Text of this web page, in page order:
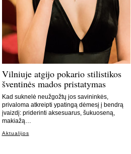
Vilniuje atgijo pokario stilistikos
šventinės mados pristatymas
Kad suknelė neužgožtų jos savininkės,
privaloma atkreipti ypatingą dėmesį į bendrą
įvaizdį: priderinti aksesuarus, šukuoseną,
makiažą…
Aktualijos